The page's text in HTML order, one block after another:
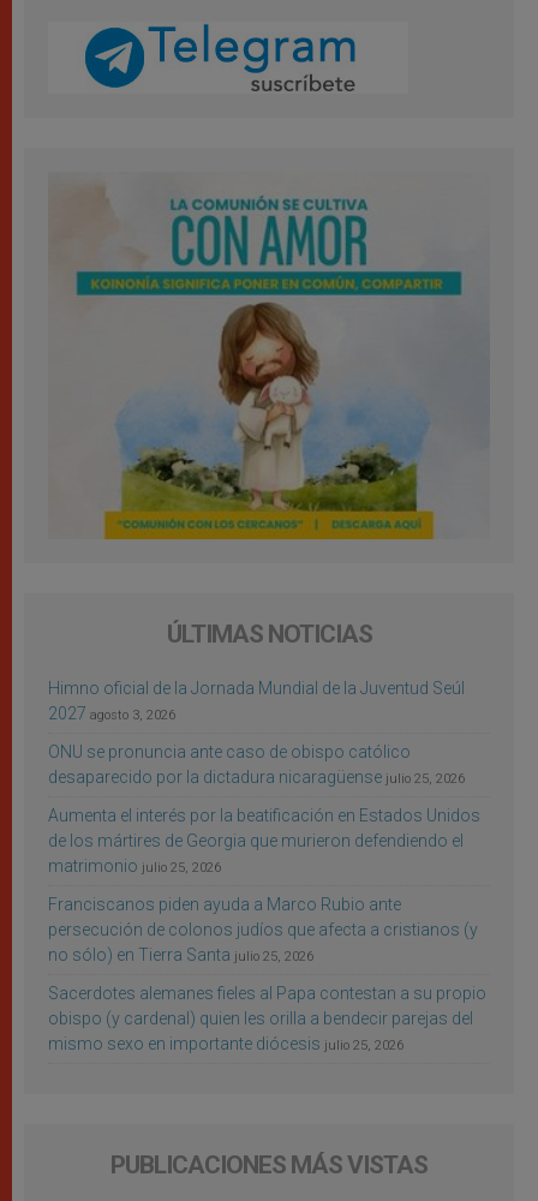
ÚLTIMAS NOTICIAS
Himno oficial de la Jornada Mundial de la Juventud Seúl
2027 agosto 3, 2026
ONU se pronuncia ante caso de obispo católico
desaparecido por la dictadura nicaragüense julio 25, 2026
Aumenta el interés por la beatificación en Estados Unidos
de los mártires de Georgia que murieron defendiendo el
matrimonio julio 25, 2026
Franciscanos piden ayuda a Marco Rubio ante
persecución de colonos judíos que afecta a cristianos (y
no sólo) en Tierra Santa julio 25, 2026
Sacerdotes alemanes fieles al Papa contestan a su propio
obispo (y cardenal) quien les orilla a bendecir parejas del
mismo sexo en importante diócesis julio 25, 2026
PUBLICACIONES MÁS VISTAS